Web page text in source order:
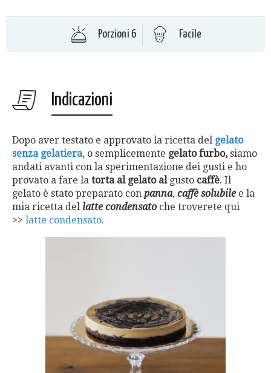
Porzioni 6 Facile
Indicazioni
Dopo aver testato e approvato la ricetta del gelato
senza gelatiera, o semplicemente gelato furbo, siamo
andati avanti con la sperimentazione dei gusti e ho
provato a fare la torta al gelato algusto caffè. Il
gelato è stato preparato con panna, caffè solubilee la
mia ricetta del latte condensato che troverete qui
>> latte condensato.